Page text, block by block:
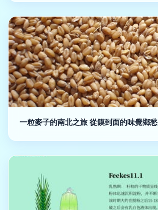
一粒麥子的南北之旅 從饃到面的味覺鄉愁